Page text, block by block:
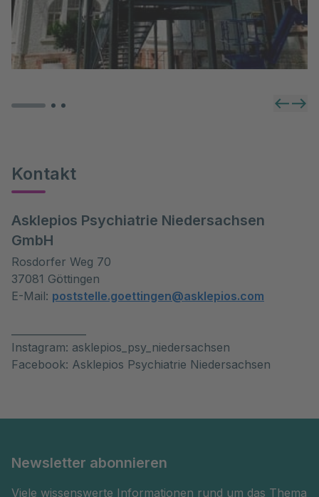
Kontakt
Asklepios Psychiatrie Niedersachsen
GmbH
Rosdorfer Weg 70
37081 Göttingen
E-Mail: poststelle.goettingen@asklepios.com
Instagram: asklepios_psy_niedersachsen
Facebook: Asklepios Psychiatrie Niedersachsen
Newsletter abonnieren
Viele wissenswerte Informationen rund um das Thema